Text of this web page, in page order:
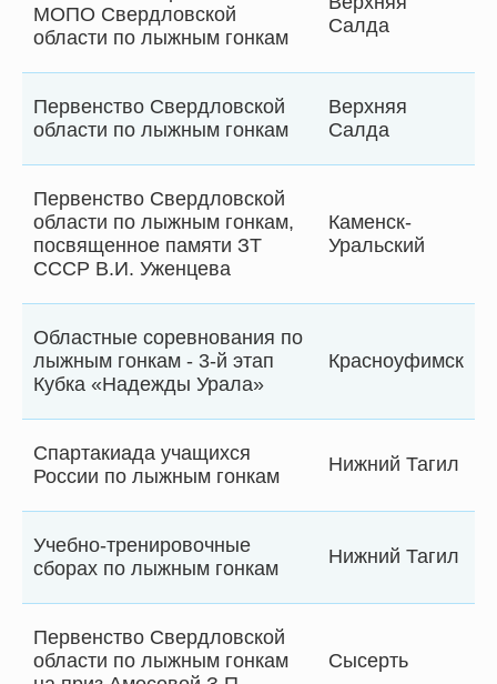
МОПО Свердловской
области по лыжным гонкам
Салда
Первенство Свердловской
области по лыжным гонкам
Верхняя
Салда
Первенство Свердловской
области по лыжным гонкам,
посвященное памяти ЗТ
СССР В.И. Уженцева
Каменск-
Уральский
Областные соревнования по
лыжным гонкам - 3-й этап
Кубка «Надежды Урала»
Красноуфимск
Спартакиада учащихся
России по лыжным гонкам
Нижний Тагил
Учебно-тренировочные
сборах по лыжным гонкам
Нижний Тагил
Первенство Свердловской
области по лыжным гонкам
Сысерть